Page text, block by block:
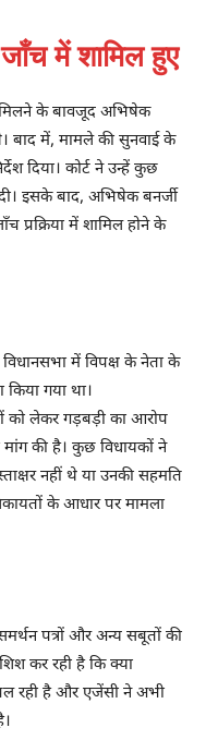
में शामिल हुए
के बावजूद अभिषेक
बाद में, मामले की सुनवाई के
दिया। कोर्ट ने उन्हें कुछ
इसके बाद, अभिषेक बनर्जी
प्रक्रिया में शामिल होने के
में विपक्ष के नेता के
गया था।
को लेकर गड़बड़ी का आरोप
की है। कुछ विधायकों ने
नहीं थे या उनकी सहमति
के आधार पर मामला
पत्रों और अन्य सबूतों की
कर रही है कि क्या
रही है और एजेंसी ने अभी